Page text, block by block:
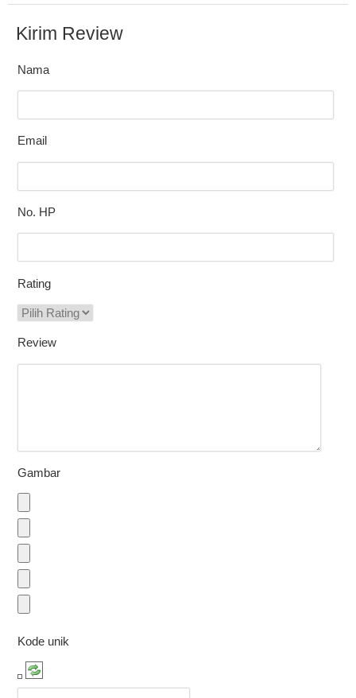
Kirim Review
Nama
Email
No. HP
Rating
Review
Gambar
Kode unik